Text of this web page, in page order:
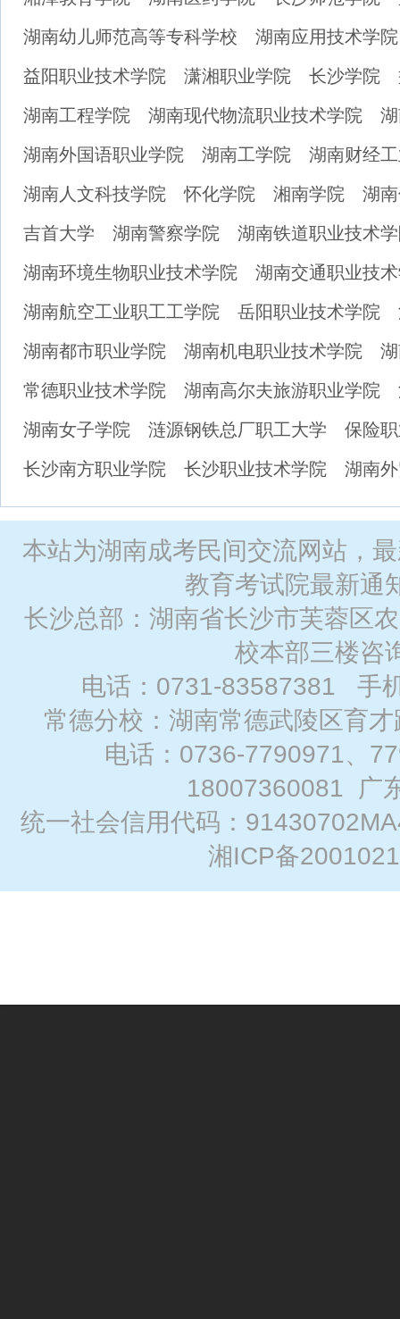
湖南幼儿师范高等专科学校
湖南应用技术学院
益阳职业技术学院
潇湘职业学院 长沙学院
湖南工程学院
湖南现代物流职业技术学院
湖南外国语职业学院
湖南工学院
湖南财经
湖南人文科技学院
怀化学院 湘南学院
湖
吉首大学
湖南警察学院
湖南铁道职业技术
湖南环境生物职业技术学院
湖南交通职业技
湖南航空工业职工工学院
岳阳职业技术学院
湖南都市职业学院
湖南机电职业技术学院
常德职业技术学院
湖南高尔夫旅游职业学院
湖南女子学院
涟源钢铁总厂职工大学
保险
长沙南方职业学院
长沙职业技术学院 湖南
本站为湖南成考民间交流网站，
教育考试院最新通
长沙总部：湖南省长沙市芙蓉区
校本部三楼咨
电话：0731-83587381 手
常德分校：湖南常德武陵区育
电话：0736-7790971、
18007360081
广
统一社会信用代码：
湘ICP备